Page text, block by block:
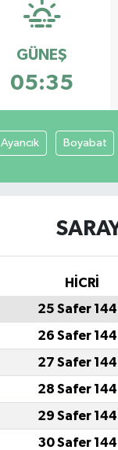
GÜNEŞ
05:35
Ayancık Boyabat
HİCRİ
25 Safer
26 Safer
27 Safer
28 Safer
29 Safer
30 Safer